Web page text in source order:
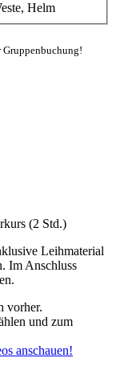
Helm
Gruppenbuchung!
(2 Std.)
Leihmaterial
Im Anschluss
vorher.
und zum
anschauen!